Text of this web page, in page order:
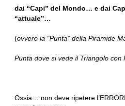
dai “Capi” del Mondo… e dai
“attuale”…
(ovvero la “Punta” della Piramide
Punta dove si vede il Triangolo con
Ossia… non deve ripetere